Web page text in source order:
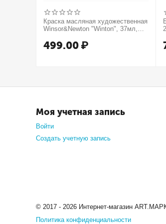
Краска масляная художественная
Winsor&Newton "Winton", 37мл,
499.00 ₽
Моя учетная запись
Войти
Создать учетную запись
© 2017 - 2026 Интернет-магазин
Политика конфиденциальности